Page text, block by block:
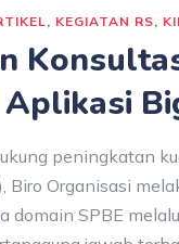
, KEGIATAN RS,
peningkatan
Biro Organisasi
domain SPBE